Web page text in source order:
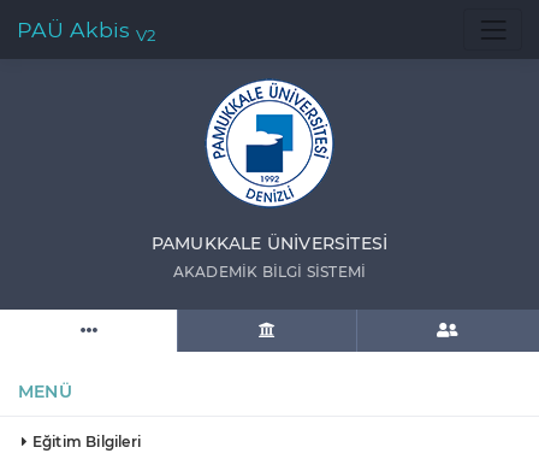
PAÜ Akbis V2
PAMUKKALE ÜNIVERSITESI
AKADEMIK BILGI SISTEMI
MENÜ
Eğitim Bilgileri